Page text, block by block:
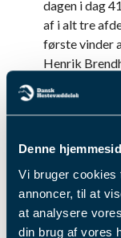
Denne
Vi bruger cookies
annoncer, til at
at analysere
din brug af vores
dagen i dag
af i alt tre
første vinder
Henrik
Danish Open,
“Dagen bød
DM-titlen de
klasse og, at
ryttere. Han
sig sejr på